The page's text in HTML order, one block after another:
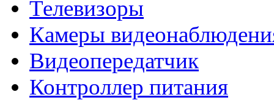
Телевизоры
Камеры
Видеопередатчик
Контроллер питания